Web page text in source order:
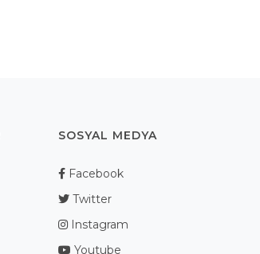
SOSYAL MEDYA
Facebook
Twitter
Instagram
Youtube